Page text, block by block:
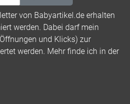
von Babyartikel.de erhalten
werden. Dabei darf mein
und Klicks) zur
werden. Mehr finde ich in der